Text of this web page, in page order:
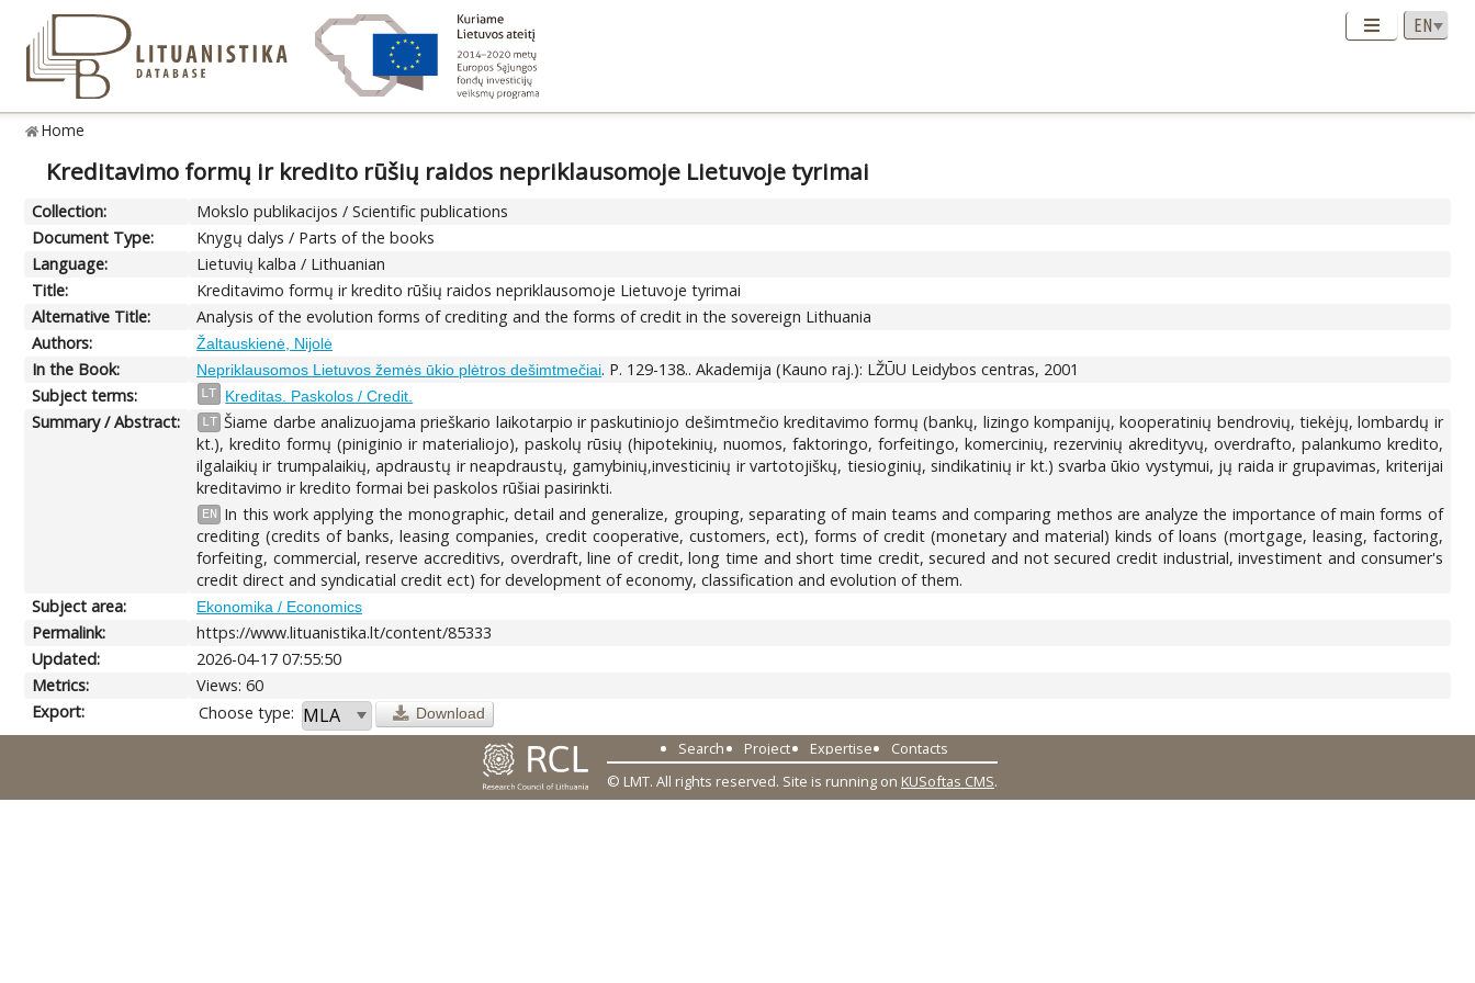
Home
Kreditavimo formų ir kredito rūšių raidos nepriklausomoje Lietuvoje tyrimai
Collection:
Mokslo publikacijos / Scientific publications
Document Type:
Knygų dalys / Parts of the books
Language:
Lietuvių kalba / Lithuanian
Title:
Kreditavimo formų ir kredito rūšių raidos nepriklausomoje Lietuvoje tyrimai
Alternative Title:
Analysis of the evolution forms of crediting and the forms of credit in the sovereign Lithuania
Authors:
Žaltauskienė, Nijolė
In the Book: Nepriklausomos Lietuvos žemės ūkio plėtros dešimtmečiai. P. 129-138.. Akademija (Kauno raj.): LŽŪU Leidybos centras, 2001
Subject terms:
LT Kreditas. Paskolos / Credit.
Summary / Abstract: LT Šiame darbe analizuojama prieškario laikotarpio ir paskutiniojo dešimtmečio kreditavimo formų (bankų, lizingo kompanijų, kooperatinių bendrovių, tiekėjų, lombardų ir
kt.), kredito formų (piniginio ir materialiojo), paskolų rūsių (hipotekinių, nuomos, faktoringo, forfeitingo, komercinių, rezervinių akredityvų, overdrafto, palankumo kredito,
ilgalaikių ir trumpalaikių, apdraustų ir neapdraustų, gamybinių,investicinių ir vartotojiškų, tiesioginių, sindikatinių ir kt.) svarba ūkio vystymui, jų raida ir grupavimas, kriterijai
kreditavimo ir kredito formai bei paskolos rūšiai pasirinkti.
EN
In this work applying the monographic, detail and generalize, grouping, separating of main teams and comparing methos are analyze the importance of main forms of
crediting (credits of banks, leasing companies, credit cooperative, customers, ect), forms of credit (monetary and material) kinds of loans (mortgage, leasing, factoring,
forfeiting, commercial, reserve accreditivs, overdraft, line of credit, long time and short time credit, secured and not secured credit industrial, investiment and consumer's
credit direct and syndicatial credit ect) for development of economy, classification and evolution of them.
Subject area:
Ekonomika / Economics
Permalink:
https://www.lituanistika.lt/content/85333
Updated:
2026-04-17 07:55:50
Metrics:
Views: 60
Export:
Choose type: Download
Search Project Expertise
Contacts
© LMT. All rights reserved. Site is running on KUSoftas CMS.